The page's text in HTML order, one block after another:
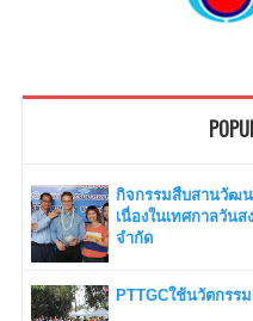
กิจกรรมสืบสานวัฒน
เนื่องในเทศกาลวัน
จำกัด
PTTGCใช้นวัตกรร